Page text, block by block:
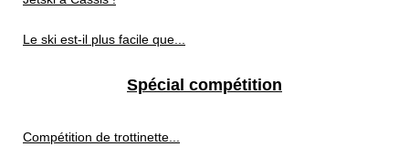
Le ski est-il plus facile que...
Spécial compétition
Compétition de trottinette...